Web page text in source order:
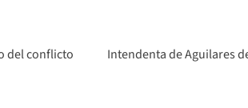
del conflicto
Intendenta de Aguilares